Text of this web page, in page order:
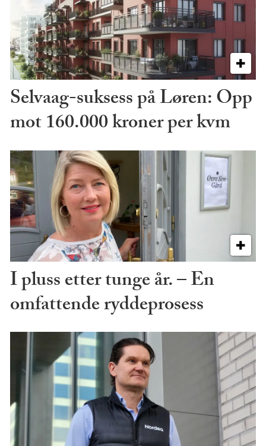
Selvaag-suksess på Løren: Opp
mot 160.000 kroner per kvm
I pluss etter tunge år. – En
omfattende ryddeprosess